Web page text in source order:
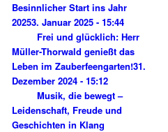
Besinnlicher Start ins Jahr
20253. Januar 2025 - 15:44
Frei und glücklich: Herr
Müller-Thorwald genießt das
Leben im Zauberfeengarten!31.
Dezember 2024 - 15:12
Musik, die bewegt –
Leidenschaft, Freude und
Geschichten in Klang